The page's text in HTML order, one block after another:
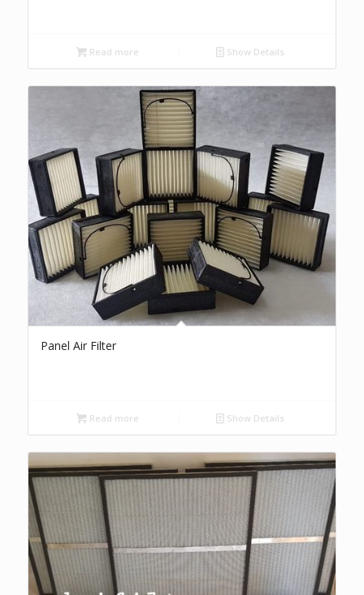
Read more Show Details
Panel Air Filter
Read more Show Details